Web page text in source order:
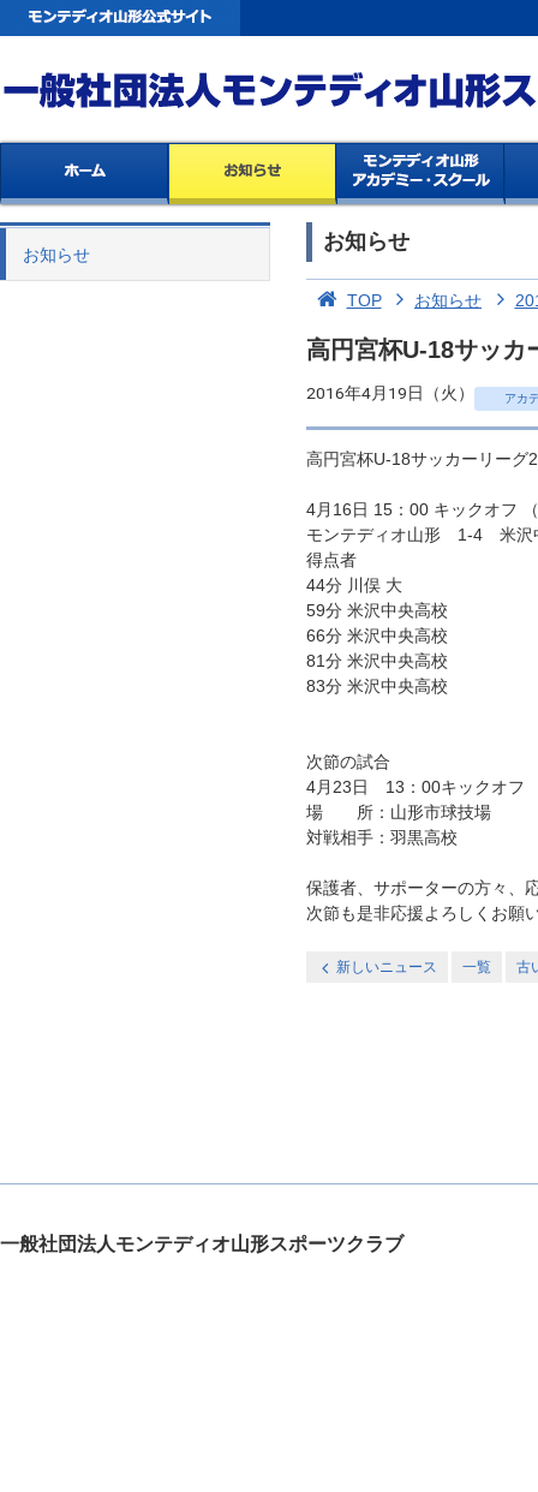
お知らせ
お知らせ
TOP お知らせ
高円宮杯U-18サッ
2016年4月19日（火） アカ
高円宮杯U-18サッカーリー
4月16日 15：00 キックオフ
モンテディオ山形 1-4 米沢
得点者
44分 川俣 大
59分 米沢中央高校
66分 米沢中央高校
81分 米沢中央高校
83分 米沢中央高校
次節の試合
4月23日 13：00キックオフ
場 所：山形市球技場
対戦相手：羽黒高校
保護者、サポーターの方々、
次節も是非応援よろしくお願
新しいニュース 一覧 古
一般社団法人モンテディオ山形スポーツクラブ